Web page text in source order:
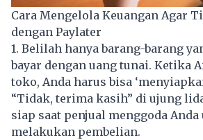
Cara Mengelola Keuangan Agar
dengan Paylater
1. Belilah hanya barang-barang
bayar dengan uang tunai. Ketika
toko, Anda harus bisa
“Tidak, terima kasih” di ujung
siap saat penjual menggoda
melakukan pembelian.